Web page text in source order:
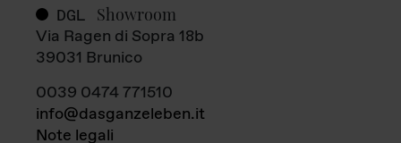
DGL Showroom
Via Ragen di Sopra 18b
39031 Brunico
0039 0474 771510
info@dasganzeleben.it
Note legali